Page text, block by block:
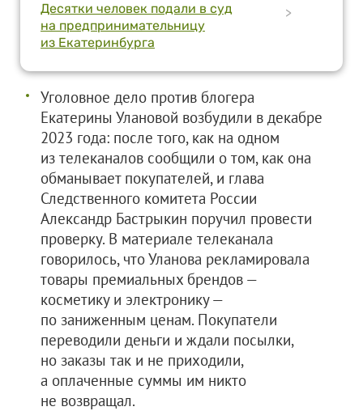
Десятки человек подали в суд
на предпринимательницу
из Екатеринбурга
>
Уголовное дело против блогера
Екатерины Улановой возбудили в декабре
2023 года: после того, как на одном
из телеканалов сообщили о том, как она
обманывает покупателей, и глава
Следственного комитета России
Александр Бастрыкин поручил провести
проверку. В материале телеканала
говорилось, что Уланова рекламировала
товары премиальных брендов —
косметику и электронику —
по заниженным ценам. Покупатели
переводили деньги и ждали посылки,
но заказы так и не приходили,
а оплаченные суммы им никто
не возвращал.